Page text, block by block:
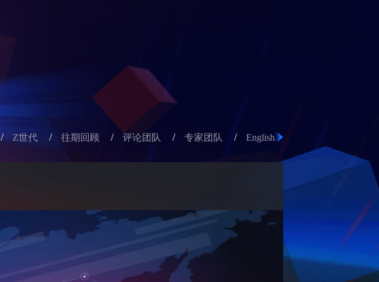
/ Z世代 / 往期回顾 / 评论团队 / 专家团队 / English